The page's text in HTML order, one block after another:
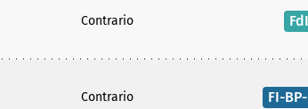
Contrario FdI
Contrario FI-